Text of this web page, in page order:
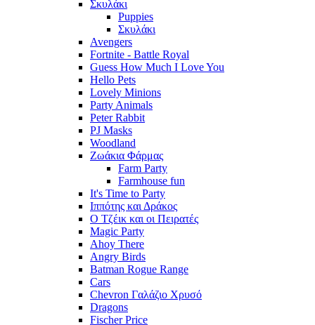
Σκυλάκι
Puppies
Σκυλάκι
Avengers
Fortnite - Battle Royal
Guess How Much I Love You
Hello Pets
Lovely Minions
Party Animals
Peter Rabbit
PJ Masks
Woodland
Ζωάκια Φάρμας
Farm Party
Farmhouse fun
It's Time to Party
Ιππότης και Δράκος
Ο Τζέικ και οι Πειρατές
Magic Party
Ahoy There
Angry Birds
Batman Rogue Range
Cars
Chevron Γαλάζιο Χρυσό
Dragons
Fischer Price